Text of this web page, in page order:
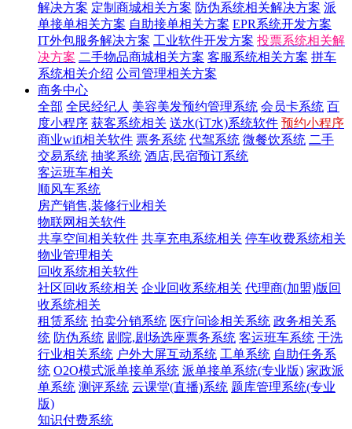
解决方案 定制商城相关方案 防伪系统相关解决方案 派
单接单相关方案 自助接单相关方案 EPR系统开发方案
IT外包服务解决方案 工业软件开发方案 投票系统相关解
决方案 二手物品商城相关方案 客服系统相关方案 拼车
系统相关介绍 公司管理相关方案
商务中心
全部 全民经纪人 美容美发预约管理系统 会员卡系统 百
度小程序 获客系统相关 送水(订水)系统软件 预约小程序
商业wifi相关软件 票务系统 代驾系统 微餐饮系统 二手
交易系统 抽奖系统 酒店,民宿预订系统
客运班车相关
顺风车系统
房产销售,装修行业相关
物联网相关软件
共享空间相关软件 共享充电系统相关 停车收费系统相关
物业管理相关
回收系统相关软件
社区回收系统相关 企业回收系统相关 代理商(加盟)版回
收系统相关
租赁系统 拍卖分销系统 医疗问诊相关系统 政务相关系
统 防伪系统 剧院,剧场选座票务系统 客运班车系统 干洗
行业相关系统 户外大屏互动系统 工单系统 自助任务系
统 O2O模式派单接单系统 派单接单系统(专业版) 家政派
单系统 测评系统 云课堂(直播)系统 题库管理系统(专业
版)
知识付费系统